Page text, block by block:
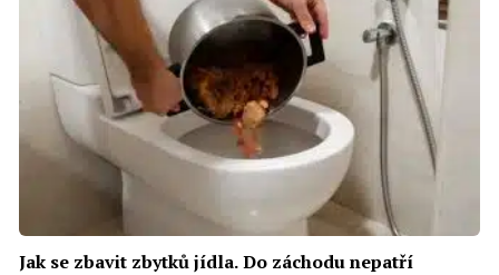
Jak se zbavit zbytků jídla. Do záchodu nepatří